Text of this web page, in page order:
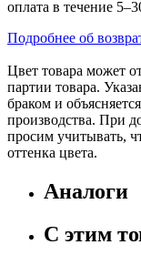
оплата в течение
Подробнее об
Цвет товара может
партии товара.
браком и
производства. При
просим учитывать,
оттенка цвета.
Аналоги
С этим